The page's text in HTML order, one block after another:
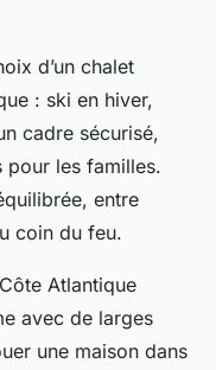
d’un chalet
: ski en hiver,
cadre sécurisé,
pour les familles.
entre
coin du feu.
Atlantique
avec de larges
une maison dans